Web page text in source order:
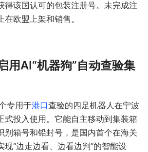
得该国认可的包装注册号。未完成注
欧盟上架和销售。
用AI“机器狗”自动查验集
专用于港口查验的四足机器人在宁波
式投入使用。它能自主移动到集装箱
别箱号和铅封号，是国内首个在海关
现“边走边看、边看边判”的智能设